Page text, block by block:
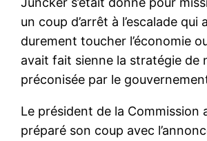
un coup d’arrêt à l’escalade qui
durement toucher l’économie
avait fait sienne la stratégie de
préconisée par le
Le président de la Commission
préparé son coup avec